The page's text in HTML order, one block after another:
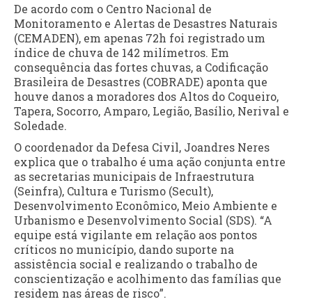
De acordo com o Centro Nacional de
Monitoramento e Alertas de Desastres Naturais
(CEMADEN), em apenas 72h foi registrado um
índice de chuva de 142 milímetros. Em
consequência das fortes chuvas, a Codificação
Brasileira de Desastres (COBRADE) aponta que
houve danos a moradores dos Altos do Coqueiro,
Tapera, Socorro, Amparo, Legião, Basílio, Nerival e
Soledade.
O coordenador da Defesa Civil, Joandres Neres
explica que o trabalho é uma ação conjunta entre
as secretarias municipais de Infraestrutura
(Seinfra), Cultura e Turismo (Secult),
Desenvolvimento Econômico, Meio Ambiente e
Urbanismo e Desenvolvimento Social (SDS). “A
equipe está vigilante em relação aos pontos
críticos no município, dando suporte na
assistência social e realizando o trabalho de
conscientização e acolhimento das famílias que
residem nas áreas de risco”.